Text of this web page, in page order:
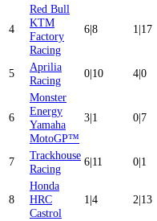
4
Red Bull
KTM
Factory
Racing
6|8 1|17
5
Aprilia
Racing
0|10 4|0
6
Monster
Energy
Yamaha
MotoGP™
3|1 0|7
7
Trackhouse
Racing
6|11 0|1
8
Honda
HRC
Castrol
1|4 2|13